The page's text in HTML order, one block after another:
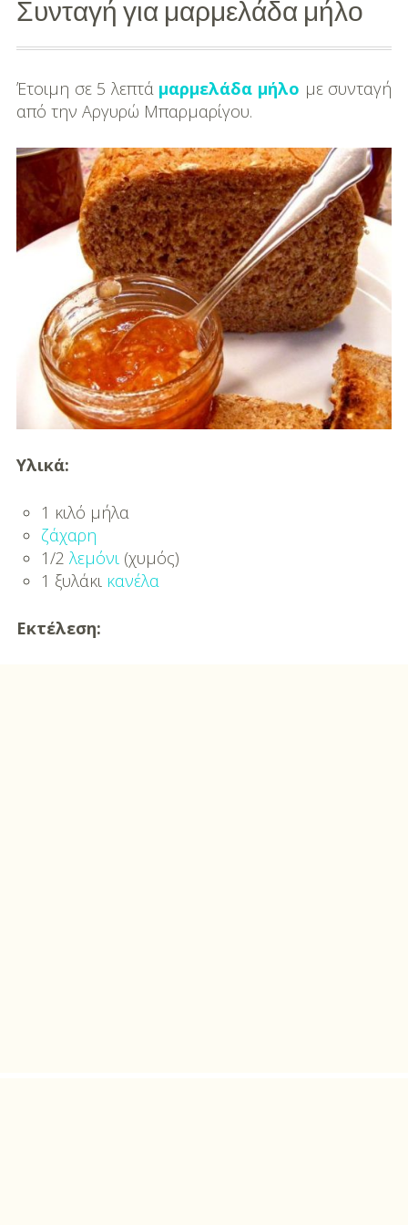
Διασκέδαση
Βάπτιση
Οργάνωση
Βάπτισης
Διάσημες
Βαπτίσεις
Παιδικό Δωμάτιο
Deco
Διατροφή-Συνταγές
Συμβουλές
Διατροφής
Συνταγή για μαρμελάδα μήλο
Έτοιμη σε 5 λεπτά μαρμελάδα μήλο με συνταγή
από την Αργυρώ Μπαρμαρίγου.
Υλικά:
1 κιλό μήλα
ζάχαρη
1/2 λεμόνι(χυμός)
1 ξυλάκι κανέλα
Εκτέλεση: